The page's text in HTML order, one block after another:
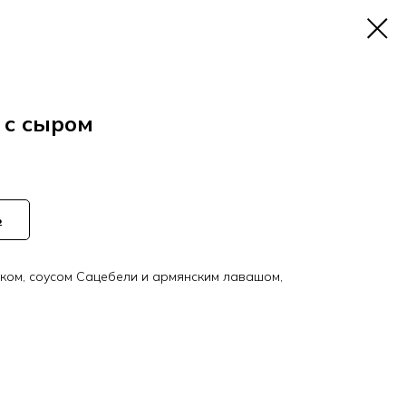
сыром
соусом Сацебели и армянским лавашом,